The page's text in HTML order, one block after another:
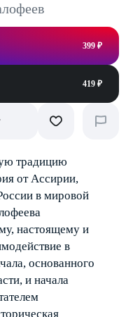
399 ₽
419 ₽
традицию
от Ассирии,
в мировой
настоящему и
в
основанного
и начала